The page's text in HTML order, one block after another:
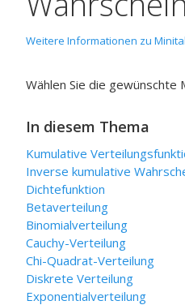
Weitere Informationen zu
Wählen Sie die gewünschte
In diesem Thema
Kumulative
Inverse kumulative
Dichtefunktion
Betaverteilung
Binomialverteilung
Cauchy-Verteilung
Chi-Quadrat-Verteilung
Diskrete Verteilung
Exponentialverteilung